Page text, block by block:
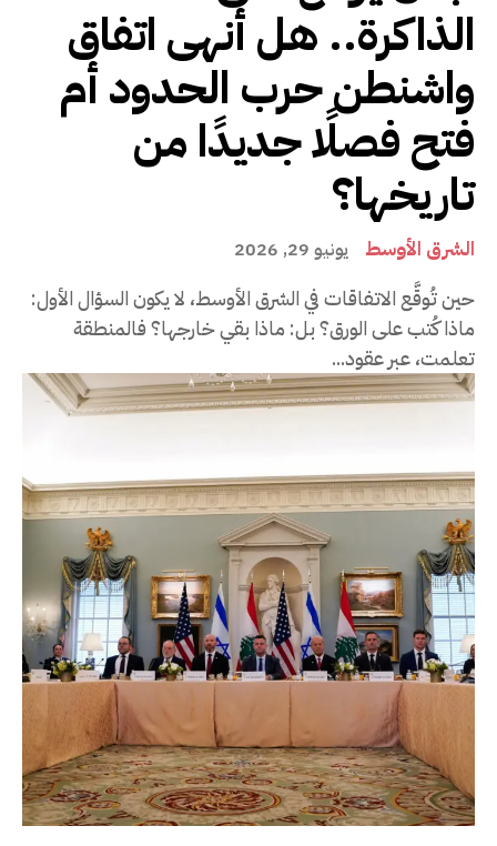
الذاكرة.. هل أنهى اتفاق
واشنطن حرب الحدود أم
فتح فصلًا جديدًا من
تاريخها؟
الشرق الأوسط يونيو 29, 2026
حين تُوقَّع الاتفاقات في الشرق الأوسط، لا يكون السؤال الأول:
ماذا كُتب على الورق؟ بل: ماذا بقي خارجها؟ فالمنطقة
تعلمت، عبر عقود...